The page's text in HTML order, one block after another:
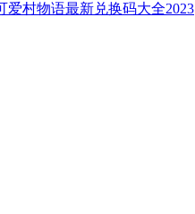
村物语最新兑换码大全2023